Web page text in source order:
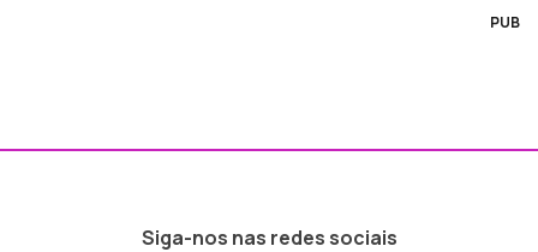
PUB
Siga-nos nas redes sociais